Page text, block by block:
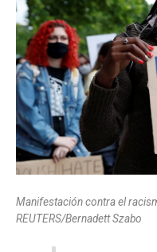
Manifestación contra el
REUTERS/Bernadett Szabo